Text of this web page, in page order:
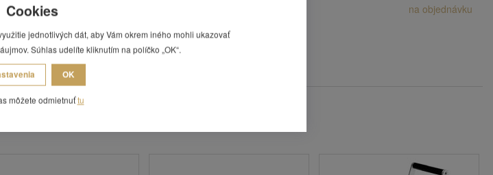
pre misu č.
na objednávku
o objemu 940 ml.
Cookies
jednotlivých dát, aby Vám okrem iného mohli ukazovať
Súhlas udelíte kliknutím na políčko „OK“.
OK
môžete odmietnuťtu